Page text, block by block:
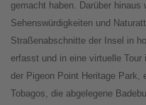
gemacht haben. Darüber hinaus
Sehenswürdigkeiten und
Straßenabschnitte der Insel in
erfasst und in eine virtuelle
der Pigeon Point Heritage Park,
Tobagos, die abgelegene